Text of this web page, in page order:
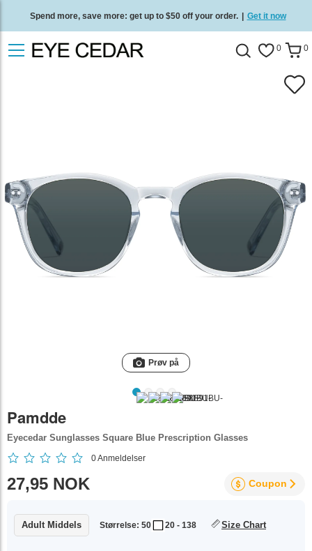
Spend more, save more: get up to $50 off your order. | Get it now
Free standard delivery on all orders Shop now 0 0
Prøv på
Pamdde
Eyecedar Sunglasses Square Blue Prescription Glasses
0Anmeldelser
27,95 NOK Coupon
Adult Middels Størrelse: 50 20 - 138 Size Chart